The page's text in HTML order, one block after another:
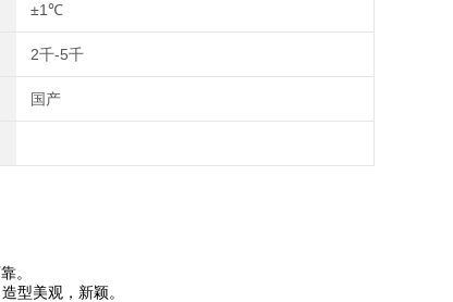
±1℃
2千-5千
国产
。
型美观，新颖。